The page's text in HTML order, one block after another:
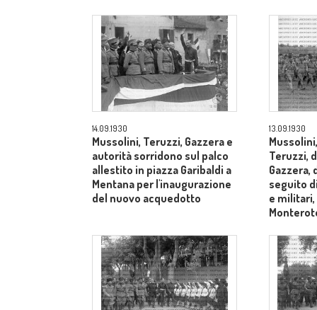
14.09.1930
Mussolini, Teruzzi, Gazzera e
autorità sorridono sul palco
allestito in piazza Garibaldi a
Mentana per l'inaugurazione
del nuovo acquedotto
13.09.1930
Teruzzi,
Gazzera,
seguito
e militari,
alle